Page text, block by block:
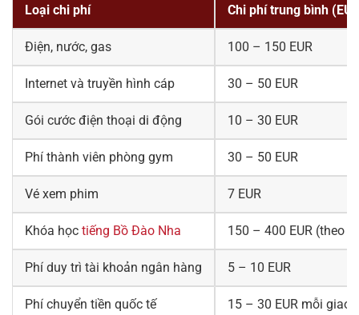
Loại chi phí Chi phí trung bình
Điện, nước, gas 100 – 150 EUR
Internet và truyền hình cáp 30 – 50 EUR
Gói cước điện thoại di động 10 – 30 EUR
Phí thành viên phòng gym 30 – 50 EUR
Vé xem phim 7 EUR
Khóa học tiếng Bồ Đào Nha 150 – 400 EUR (theo
Phí duy trì tài khoản ngân hàng 5 – 10 EUR
Phí chuyển tiền quốc tế 15 – 30 EUR mỗi giao